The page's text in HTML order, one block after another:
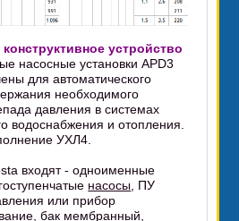
устройство
насосные установки APD3
для автоматического
необходимого
давления в системах
водоснабжения и отопления.
УХЛ4.
входят - одноименные
насосы , ПУ
или прибор
бак мембранный,